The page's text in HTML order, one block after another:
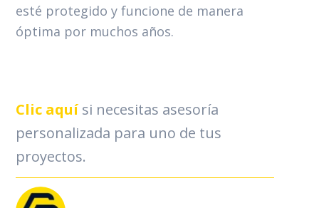
esté protegido y funcione de manera
óptima por muchos años.
Clic aquísi necesitas asesoría
personalizada para uno de tus
proyectos.